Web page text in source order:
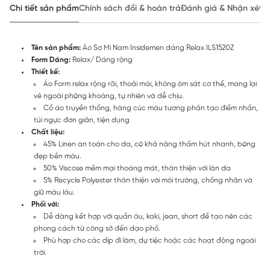
Chi tiết sản phẩmChính sách đổi & hoàn trảĐánh giá & Nhận xét
Tên sản phẩm: Áo Sơ Mi Nam Insidemen dáng Relax ILS1520Z
Form Dáng: Relax/ Dáng rộng
Thiết kế:
Áo Form relax rộng rãi, thoải mái, không ôm sát cơ thể, mang lại
vẻ ngoài phóng khoáng, tự nhiên và dễ chịu.
Cổ áo truyền thống, hàng cúc màu tương phản tạo điểm nhấn,
túi ngực đơn giản, tiện dụng
Chất liệu:
45% Linen an toàn cho da, có khả năng thấm hút nhanh, bóng
đẹp bền màu.
50% Viscose mềm mại thoáng mát, thân thiện với làn da
5% Recycle Polyester thân thiện với môi trường, chống nhăn và
giữ màu lâu.
Phối với:
Dễ dàng kết hợp với quần âu, kaki, jean, short để tạo nên các
phong cách từ công sở đến dạo phố.
Phù hợp cho các dịp đi làm, dự tiệc hoặc các hoạt động ngoài
trời.